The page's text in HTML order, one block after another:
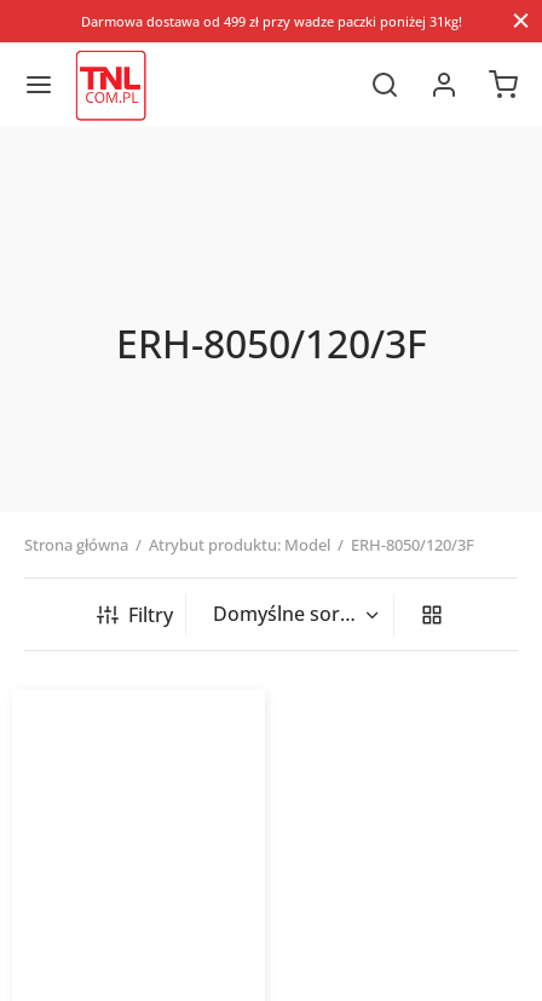
Darmowa dostawa od 499 zł przy wadze paczki poniżej 31kg!
ERH-8050/120/3F
Strona główna / Atrybut produktu: Model / ERH-8050/120/3F
Filtry